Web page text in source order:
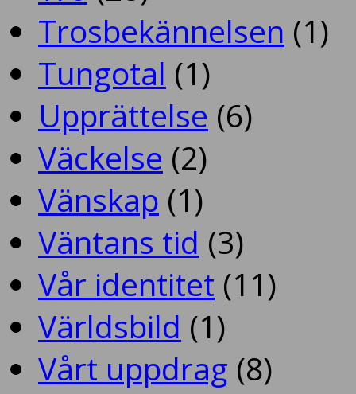
Trosbekännelsen (1)
Tungotal (1)
Upprättelse (6)
Väckelse (2)
Vänskap (1)
Väntans tid (3)
Vår identitet (11)
Världsbild (1)
Vårt uppdrag (8)